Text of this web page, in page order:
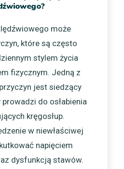
lędźwiowego może
które są często
stylem życia
fizycznym. Jedną z
jest siedzący
do osłabienia
kręgosłup.
w niewłaściwej
napięciem
dysfunkcją stawów.